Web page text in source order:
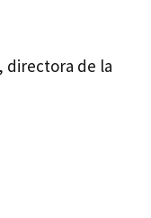
directora de la